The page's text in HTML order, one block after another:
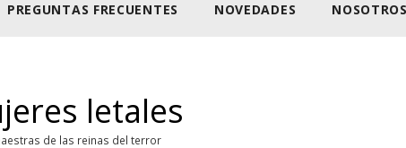
PREGUNTAS FRECUENTES NOVEDADES NOSOTROS
letales
de las reinas del terror